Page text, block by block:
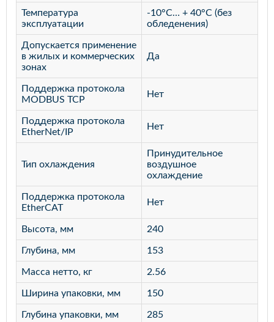
Температура
эксплуатации
-10°C… + 40°C (без
обледенения)
Допускается применение
в жилых и коммерческих
зонах
Да
Поддержка протокола
MODBUS TCP
Нет
Поддержка протокола
EtherNet/IP
Нет
Тип охлаждения
Принудительное
воздушное
охлаждение
Поддержка протокола
EtherCAT
Нет
Высота, мм 240
Глубина, мм 153
Масса нетто, кг 2.56
Ширина упаковки, мм 150
Глубина упаковки, мм 285